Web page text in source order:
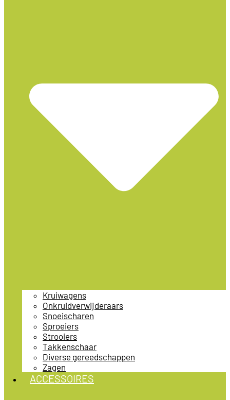
Kruiwagens
Onkruidverwijderaars
Snoeischaren
Sproeiers
Strooiers
Takkenschaar
Diverse gereedschappen
Zagen
ACCESSOIRES